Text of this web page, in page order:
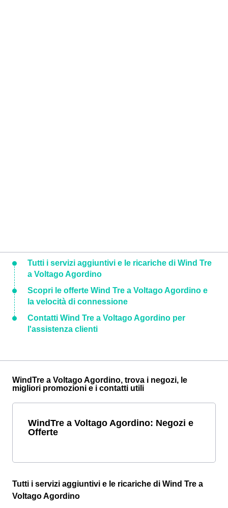
Tutti i servizi aggiuntivi e le ricariche di Wind Tre
a Voltago Agordino
Scopri le offerte Wind Tre a Voltago Agordino e
la velocità di connessione
Contatti Wind Tre a Voltago Agordino per
l'assistenza clienti
WindTre a Voltago Agordino, trova i negozi, le
migliori promozioni e i contatti utili
WindTre a Voltago Agordino: Negozi e
Offerte
Tutti i servizi aggiuntivi e le ricariche di Wind Tre a
Voltago Agordino